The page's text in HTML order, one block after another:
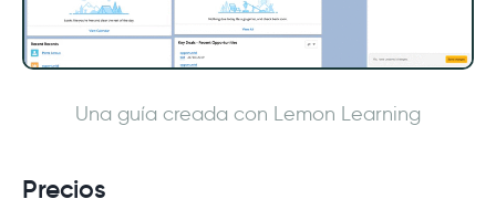
Una guía creada con Lemon Learning
Precios